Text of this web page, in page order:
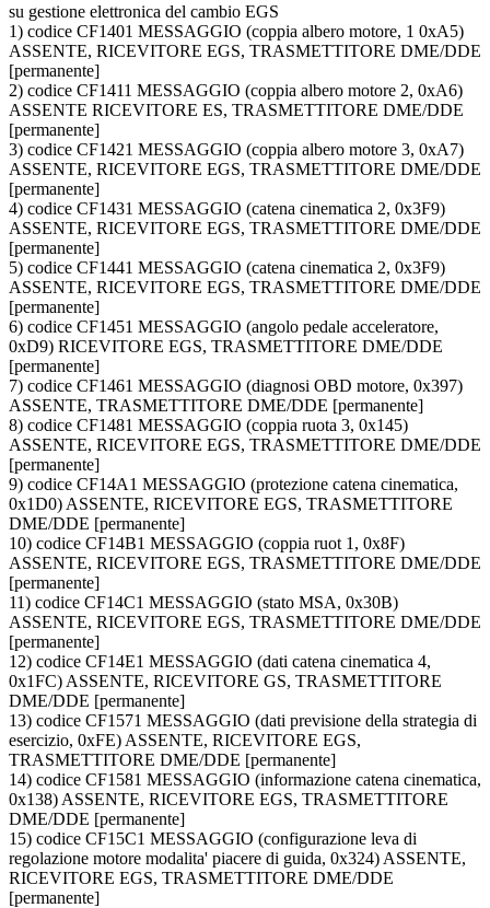
su gestione elettronica del cambio EGS
1) codice CF1401 MESSAGGIO (coppia albero motore, 1 0xA5)
ASSENTE, RICEVITORE EGS, TRASMETTITORE DME/DDE
[permanente]
2) codice CF1411 MESSAGGIO (coppia albero motore 2, 0xA6)
ASSENTE RICEVITORE ES, TRASMETTITORE DME/DDE
[permanente]
3) codice CF1421 MESSAGGIO (coppia albero motore 3, 0xA7)
ASSENTE, RICEVITORE EGS, TRASMETTITORE DME/DDE
[permanente]
4) codice CF1431 MESSAGGIO (catena cinematica 2, 0x3F9)
ASSENTE, RICEVITORE EGS, TRASMETTITORE DME/DDE
[permanente]
5) codice CF1441 MESSAGGIO (catena cinematica 2, 0x3F9)
ASSENTE, RICEVITORE EGS, TRASMETTITORE DME/DDE
[permanente]
6) codice CF1451 MESSAGGIO (angolo pedale acceleratore,
0xD9) RICEVITORE EGS, TRASMETTITORE DME/DDE
[permanente]
7) codice CF1461 MESSAGGIO (diagnosi OBD motore, 0x397)
ASSENTE, TRASMETTITORE DME/DDE [permanente]
8) codice CF1481 MESSAGGIO (coppia ruota 3, 0x145)
ASSENTE, RICEVITORE EGS, TRASMETTITORE DME/DDE
[permanente]
9) codice CF14A1 MESSAGGIO (protezione catena cinematica,
0x1D0) ASSENTE, RICEVITORE EGS, TRASMETTITORE
DME/DDE [permanente]
10) codice CF14B1 MESSAGGIO (coppia ruot 1, 0x8F)
ASSENTE, RICEVITORE EGS, TRASMETTITORE DME/DDE
[permanente]
11) codice CF14C1 MESSAGGIO (stato MSA, 0x30B)
ASSENTE, RICEVITORE EGS, TRASMETTITORE DME/DDE
[permanente]
12) codice CF14E1 MESSAGGIO (dati catena cinematica 4,
0x1FC) ASSENTE, RICEVITORE GS, TRASMETTITORE
DME/DDE [permanente]
13) codice CF1571 MESSAGGIO (dati previsione della strategia di
esercizio, 0xFE) ASSENTE, RICEVITORE EGS,
TRASMETTITORE DME/DDE [permanente]
14) codice CF1581 MESSAGGIO (informazione catena cinematica,
0x138) ASSENTE, RICEVITORE EGS, TRASMETTITORE
DME/DDE [permanente]
15) codice CF15C1 MESSAGGIO (configurazione leva di
regolazione motore modalita' piacere di guida, 0x324) ASSENTE,
RICEVITORE EGS, TRASMETTITORE DME/DDE
[permanente]